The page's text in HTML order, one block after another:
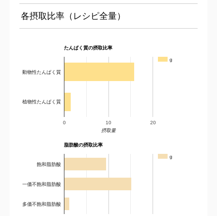
各摂取比率（レシピ全量）
たんぱく質の摂取比率
g
0 10 20
動物性たんぱく質
植物性たんぱく質
摂取量
脂肪酸の摂取比率
g
飽和脂肪酸
一価不飽和脂肪酸
多価不飽和脂肪酸